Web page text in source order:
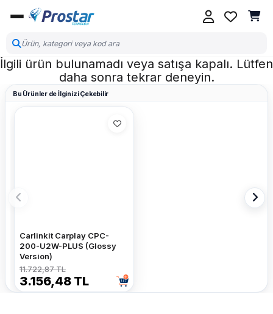
İlgili ürün bulunamadı veya satışa kapalı. Lütfen
daha sonra tekrar deneyin.
Bu Ürünler de İlginizi Çekebilir
Carlinkit Carplay CPC-
200-U2W-PLUS (Glossy
Version)
11.722,87 TL
3.156,48 TL